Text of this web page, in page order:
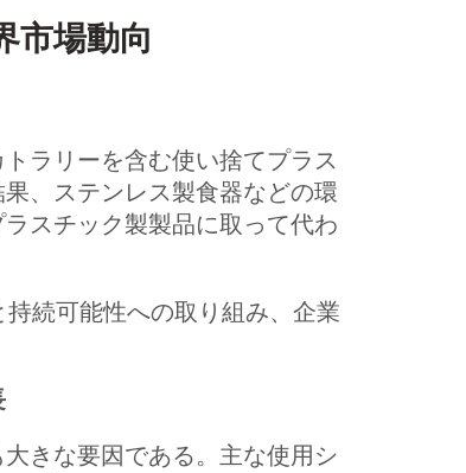
市場動向
ラリーを含む使い捨てプラス
、ステンレス製食器などの環
スチック製製品に取って代わ
続可能性への取り組み、企業
きな要因である。主な使用シ